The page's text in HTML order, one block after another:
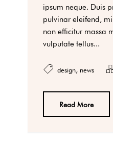
ipsum neque. Duis
pulvinar eleifend,
non efficitur massa
vulputate tellus...
design, news
Read More